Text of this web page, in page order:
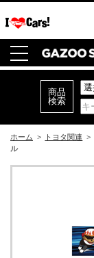
中古車検索
クルマ情報
コラム・エッセイ
ホーム > トヨタ関連 >
ル